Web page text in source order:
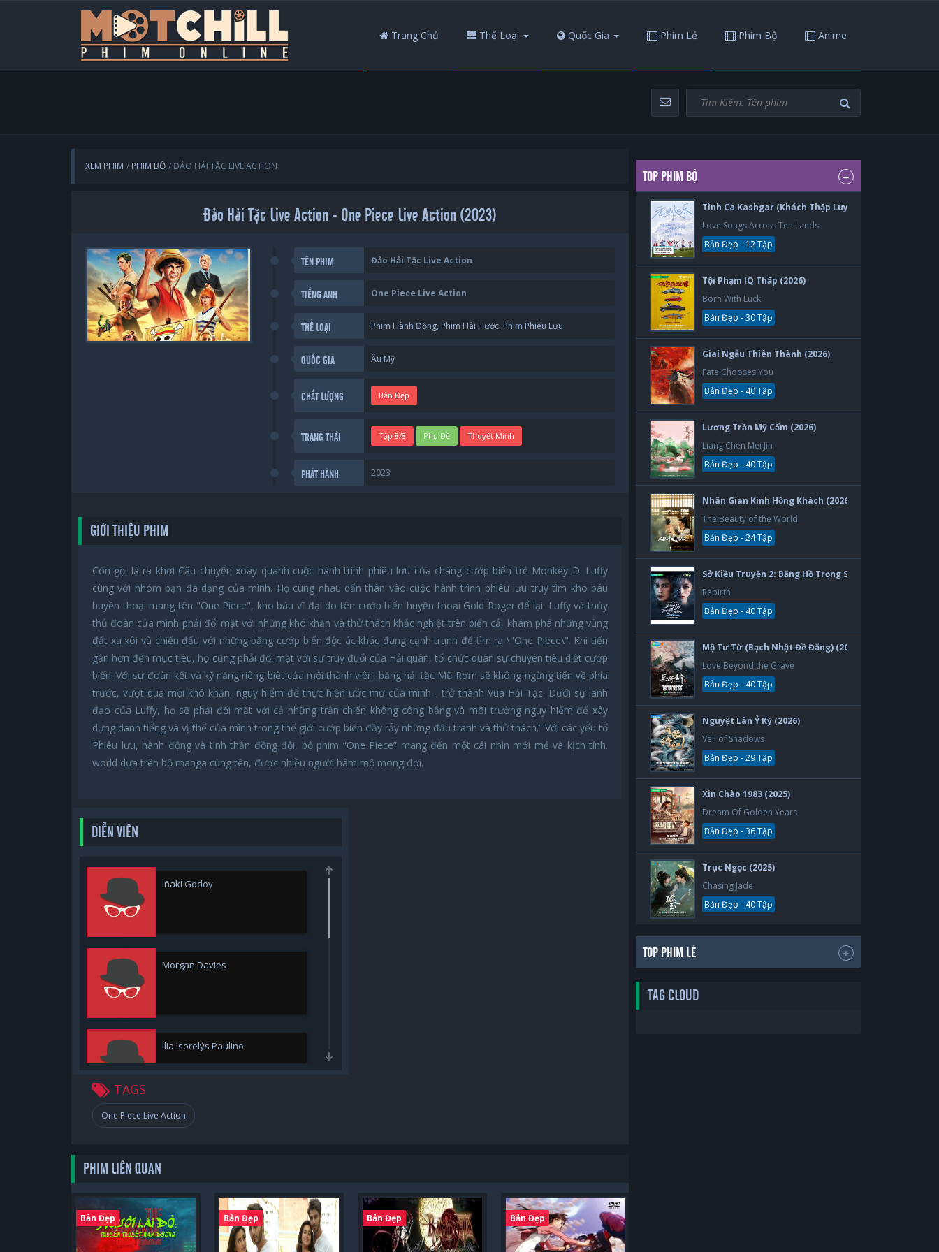
Trang Chủ Thể Loại Quốc Gia Phim Lẻ Phim Bộ Anime
XEM PHIM PHIM BỘ ĐẢO HẢI TẶC LIVE ACTION
Đảo Hải Tặc Live Action - One Piece Live Action (2023)
TÊN PHIM Đảo Hải Tặc Live Action
TIẾNG ANH One Piece Live Action
THỂ LOẠI Phim Hành Động, Phim Hài Hước, Phim Phiêu Lưu
QUỐC GIA Âu Mỹ
CHẤT LƯỢNG Bản Đẹp
TRẠNG THÁI Tập 8/8 Phụ Đề Thuyết Minh
PHÁT HÀNH 2023
GIỚI THIỆU PHIM
Còn gọi là ra khơi Câu chuyện xoay quanh cuộc hành trình phiêu lưu của chàng cướp biển trẻ Monkey D. Luffy
cùng với nhóm bạn đa dạng của mình. Họ cùng nhau dấn thân vào cuộc hành trình phiêu lưu truy tìm kho báu
huyền thoại mang tên "One Piece", kho báu vĩ đại do tên cướp biển huyền thoại Gold Roger để lại. Luffy và thủy
thủ đoàn của mình phải đối mặt với những khó khăn và thử thách khắc nghiệt trên biển cả, khám phá những vùng
đất xa xôi và chiến đấu với những băng cướp biển độc ác khác đang cạnh tranh để tìm ra \"One Piece\". Khi tiến
gần hơn đến mục tiêu, họ cũng phải đối mặt với sự truy đuổi của Hải quân, tổ chức quân sự chuyên tiêu diệt cướp
biển. Với sự đoàn kết và kỹ năng riêng biệt của mỗi thành viên, băng hải tặc Mũ Rơm sẽ không ngừng tiến về phía
trước, vượt qua mọi khó khăn, nguy hiểm để thực hiện ước mơ của mình - trở thành Vua Hải Tặc. Dưới sự lãnh
đạo của Luffy, họ sẽ phải đối mặt với cả những trận chiến không công bằng và môi trường nguy hiểm để xây
dựng danh tiếng và vị thế của mình trong thế giới cướp biển đầy rẫy những đấu tranh và thử thách.” Với các yếu tố
Phiêu lưu, hành động và tinh thần đồng đội, bộ phim “One Piece” mang đến một cái nhìn mới mẻ và kịch tính.
world dựa trên bộ manga cùng tên, được nhiều người hâm mộ mong đợi.
DIỄN VIÊN
Iñaki Godoy
Morgan Davies
Ilia Isorelýs Paulino
Aidan Scott
Jeff Ward
TAGS
One Piece Live Action
PHIM LIÊN QUAN
Bản Đẹp Bản Đẹp Bản Đẹp Bản Đẹp
TOP PHIM BỘ
Tình Ca Kashgar (Khách Thập Luyến Ca) (2026)
Love Songs Across Ten Lands
Bản Đẹp - 12 Tập
Tội Phạm IQ Thấp (2026)
Born With Luck
Bản Đẹp - 30 Tập
Giai Ngẫu Thiên Thành (2026)
Fate Chooses You
Bản Đẹp - 40 Tập
Lương Trần Mỹ Cẩm (2026)
Liang Chen Mei Jin
Bản Đẹp - 40 Tập
Nhân Gian Kinh Hồng Khách (2026)
The Beauty of the World
Bản Đẹp - 24 Tập
Sở Kiều Truyện 2: Băng Hồ Trọng Sinh (2026)
Rebirth
Bản Đẹp - 40 Tập
Mộ Tư Từ (Bạch Nhật Đề Đăng) (2026)
Love Beyond the Grave
Bản Đẹp - 40 Tập
Nguyệt Lân Ỷ Kỳ (2026)
Veil of Shadows
Bản Đẹp - 29 Tập
Xin Chào 1983 (2025)
Dream Of Golden Years
Bản Đẹp - 36 Tập
Trục Ngọc (2025)
Chasing Jade
Bản Đẹp - 40 Tập
TOP PHIM LẺ
TAG CLOUD